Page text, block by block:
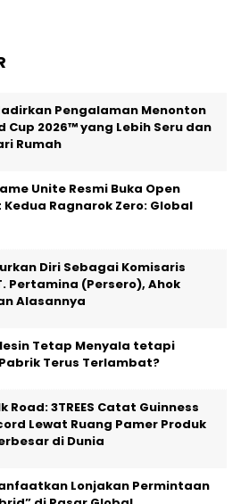
Pengalaman Menonton
Cup 2026™ yang Lebih Seru dan
Rumah
Unite Resmi Buka Open
Ragnarok Zero: Global
Diri Sebagai Komisaris
Pertamina (Persero), Ahok
Alasannya
Tetap Menyala tetapi
Terus Terlambat?
Road: 3TREES Catat Guinness
Lewat Ruang Pamer Produk
di Dunia
Lonjakan Permintaan